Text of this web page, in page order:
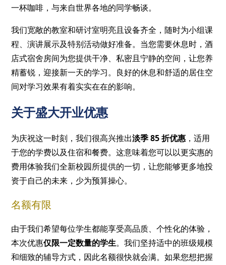
一杯咖啡，与来自世界各地的同学畅谈。
我们宽敞的教室和研讨室明亮且设备齐全，随时为小组课
程、演讲展示及特别活动做好准备。当您需要休息时，酒
店式宿舍房间为您提供干净、私密且宁静的空间，让您养
精蓄锐，迎接新一天的学习。良好的休息和舒适的居住空
间对学习效果有着实实在在的影响。
关于盛大开业优惠
为庆祝这一时刻，我们很高兴推出淡季 85 折优惠 ，适用
于您的学费以及住宿和餐费。这意味着您可以以更实惠的
费用体验我们全新校园所提供的一切，让您能够更多地投
资于自己的未来，少为预算操心。
名额有限
由于我们希望每位学生都能享受高品质、个性化的体验，
本次优惠仅限一定数量的学生。我们坚持适中的班级规模
和细致的辅导方式，因此名额很快就会满。如果您想把握